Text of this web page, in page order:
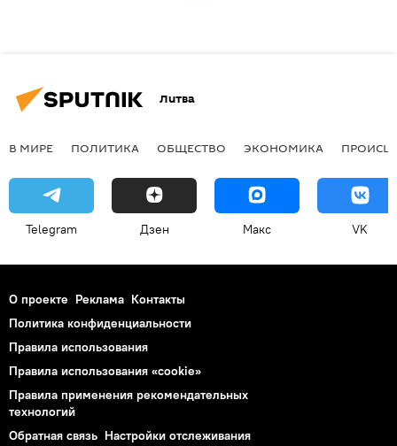
Литва
В МИРЕ ПОЛИТИКА ОБЩЕСТВО ЭКОНОМИКА
Telegram Дзен Макс VK
О проекте Реклама Контакты
Политика конфиденциальности
Правила использования
Правила использования «cookie»
Правила применения рекомендательных
технологий
Обратная связь Настройки отслеживания